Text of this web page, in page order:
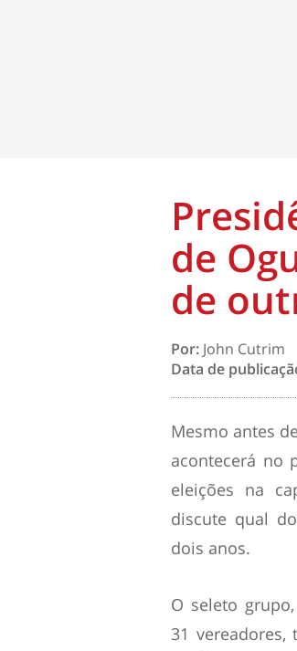
de
de
Por: John Cutrim
Data de
Mesmo antes
acontecerá no
eleições na
discute qual
dois anos.
O seleto
31 vereadores,